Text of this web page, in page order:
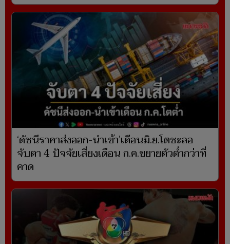
‘ดัชนีราคาส่งออก-นำเข้า’เดือนมิ.ย.โตชะลอ
จับตา 4 ปัจจัยเสี่ยงเดือน ก.ค.ขยายตัวต่ำกว่าที่
คาด